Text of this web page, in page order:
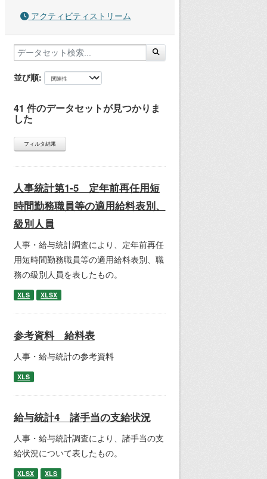
アクティビティストリーム
並び順
41 件のデータセットが見つかりま
した
フィルタ結果
人事統計第1-5 定年前再任用短
時間勤務職員等の適用給料表別、
級別人員
人事・給与統計調査により、定年前再任
用短時間勤務職員等の適用給料表別、職
務の級別人員を表したもの。
XLS XLSX
参考資料 給料表
人事・給与統計の参考資料
XLS
給与統計4 諸手当の支給状況
人事・給与統計調査により、諸手当の支
給状況について表したもの。
XLSX XLS